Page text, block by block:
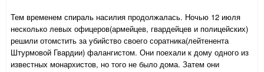
Тем временем спираль насилия продолжалась. Ночью 12 июля
несколько левых офицеров(армейцев, гвардейцев и полицейских)
решили отомстить за убийство своего соратника(лейтенента
Штурмовой Гвардии) фалангистом. Они поехали к дому одного из
известных монархистов, но того не было дома. Затем они